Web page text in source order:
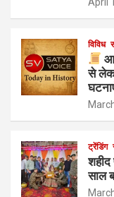
विविध
से
ट्रेंडिंग
शहीद
साल